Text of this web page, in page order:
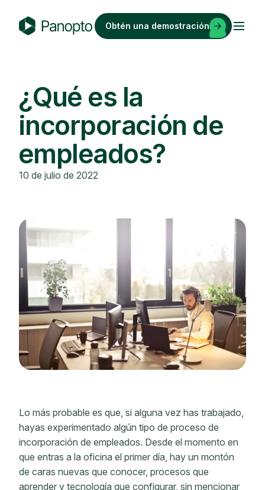
p
t
Obtén una demostración
¿Qué es la
incorporación de
empleados?
10 de julio de 2022
Lo más probable es que, si alguna vez has trabajado,
hayas experimentado algún tipo de proceso de
incorporación de empleados. Desde el momento en
que entras a la oficina el primer día, hay un montón
de caras nuevas que conocer, procesos que
aprender y tecnología que configurar, sin mencionar